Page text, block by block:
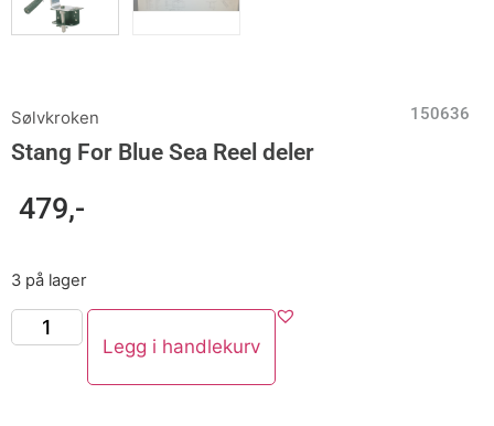
Sølvkroken 150636
Stang For Blue Sea Reel deler
479,-
3 på lager
Legg i handlekurv